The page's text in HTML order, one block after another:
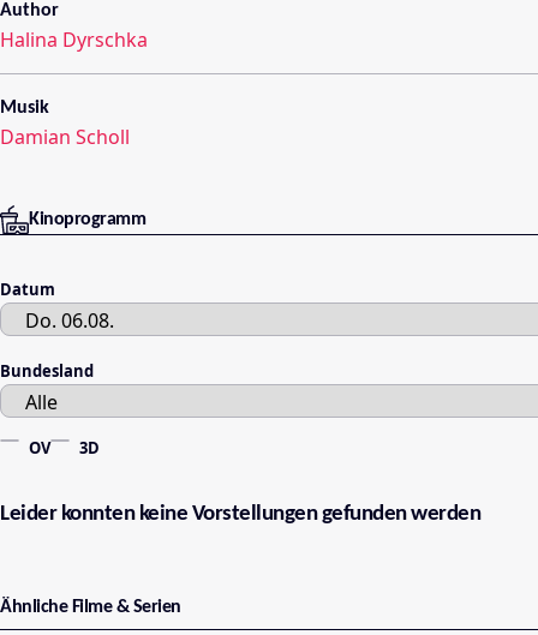
Author
Halina Dyrschka
Musik
Damian Scholl
Kinoprogramm
Datum
Bundesland
OV 3D
Leider konnten keine Vorstellungen gefunden werden
Ähnliche Filme & Serien